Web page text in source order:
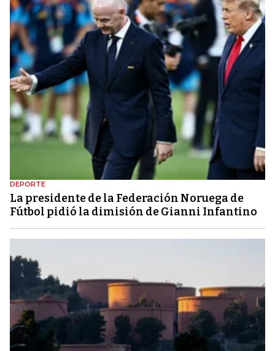
DEPORTE
La presidente de la Federación Noruega de
Fútbol pidió la dimisión de Gianni Infantino